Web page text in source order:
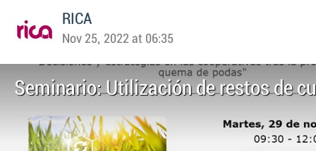
RICA
Nov 25, 2022 at 06:35
Seminario: Utilización de restos de